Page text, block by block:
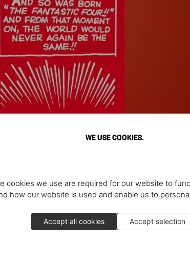
WE USE COOKIES.
cookies we use are required for our website to
how our website is used and enable us to
Accept all cookies Accept selection